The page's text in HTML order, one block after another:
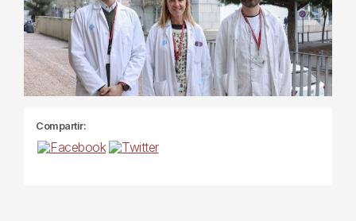
Compartir: